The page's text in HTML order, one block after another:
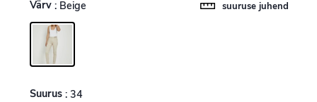
Värv : Beige
Suurus : 34
suuruse juhend